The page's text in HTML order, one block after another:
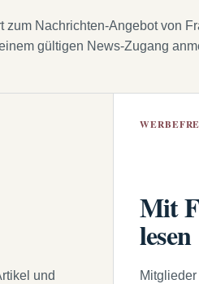
zum Nachrichten-Angebot von
gültigen News-Zugang
und
Mit
lesen